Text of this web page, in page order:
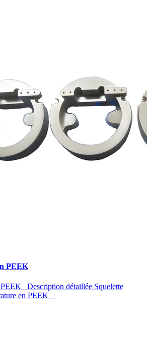
PEEK
PEEK Description détaillée Squelette
en PEEK